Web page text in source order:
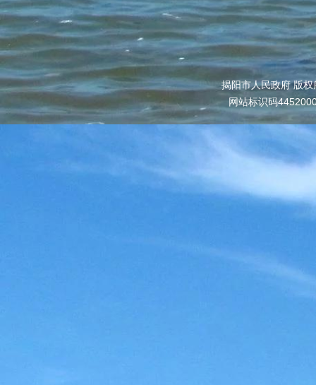
揭阳市人民政府 版
网站标识码